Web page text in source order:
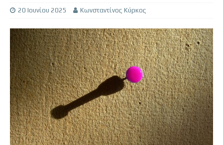
20 Ιουνίου 2025 Κωνσταντίνος Κύρκος